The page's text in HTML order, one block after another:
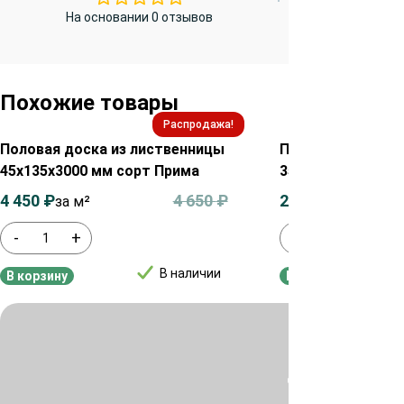
На основании 0 отзывов
Похожие товары
Распродажа!
Половая доска из лиственницы
45х135х3000 мм сорт Прима
- +
В наличии
4 650₽
4 450 ₽за м²
В корзину
Половая доска
35х85х4000 мм
2 150
Для уточнения